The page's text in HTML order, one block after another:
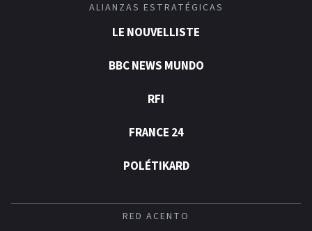
ALIANZAS ESTRATÉGICAS
LE NOUVELLISTE
BBC NEWS MUNDO
RFI
FRANCE 24
POLÉTIKARD
RED ACENTO